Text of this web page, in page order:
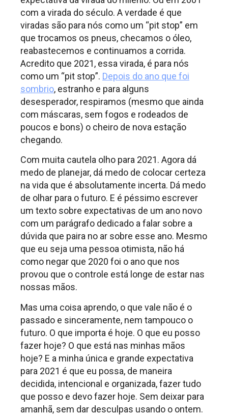
com a virada do século. A verdade é que
viradas são para nós como um “pit stop” em
que trocamos os pneus, checamos o óleo,
reabastecemos e continuamos a corrida.
Acredito que 2021, essa virada, é para nós
como um “pit stop”. Depois do ano que foi
sombrio, estranho e para alguns
desesperador, respiramos (mesmo que ainda
com máscaras, sem fogos e rodeados de
poucos e bons) o cheiro de nova estação
chegando.
Com muita cautela olho para 2021. Agora dá
medo de planejar, dá medo de colocar certeza
na vida que é absolutamente incerta. Dá medo
de olhar para o futuro. E é péssimo escrever
um texto sobre expectativas de um ano novo
com um parágrafo dedicado a falar sobre a
dúvida que paira no ar sobre esse ano. Mesmo
que eu seja uma pessoa otimista, não há
como negar que 2020 foi o ano que nos
provou que o controle está longe de estar nas
nossas mãos.
Mas uma coisa aprendo, o que vale não é o
passado e sinceramente, nem tampouco o
futuro. O que importa é hoje. O que eu posso
fazer hoje? O que está nas minhas mãos
hoje? E a minha única e grande expectativa
para 2021 é que eu possa, de maneira
decidida, intencional e organizada, fazer tudo
que posso e devo fazer hoje. Sem deixar para
amanhã, sem dar desculpas usando o ontem.